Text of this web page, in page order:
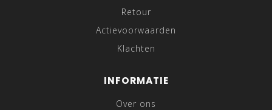
Retour
Actievoorwaarden
Klachten
INFORMATIE
Over ons